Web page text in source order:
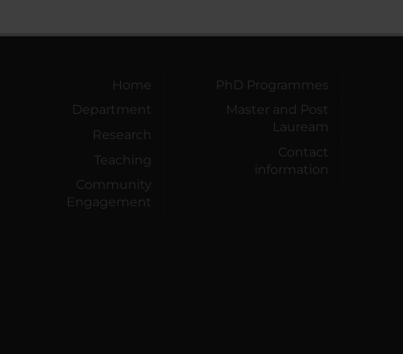
Home
Department
Research
Teaching
Community
Engagement
PhD Programmes
Master and Post
Lauream
Contact
information